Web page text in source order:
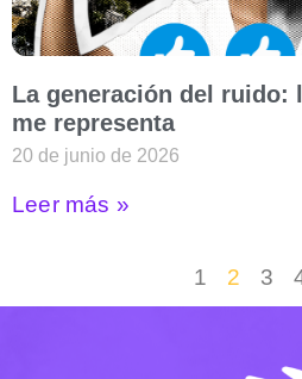
La generación del ruido:
me representa
20 de junio de 2026
Leer más »
1 2 3